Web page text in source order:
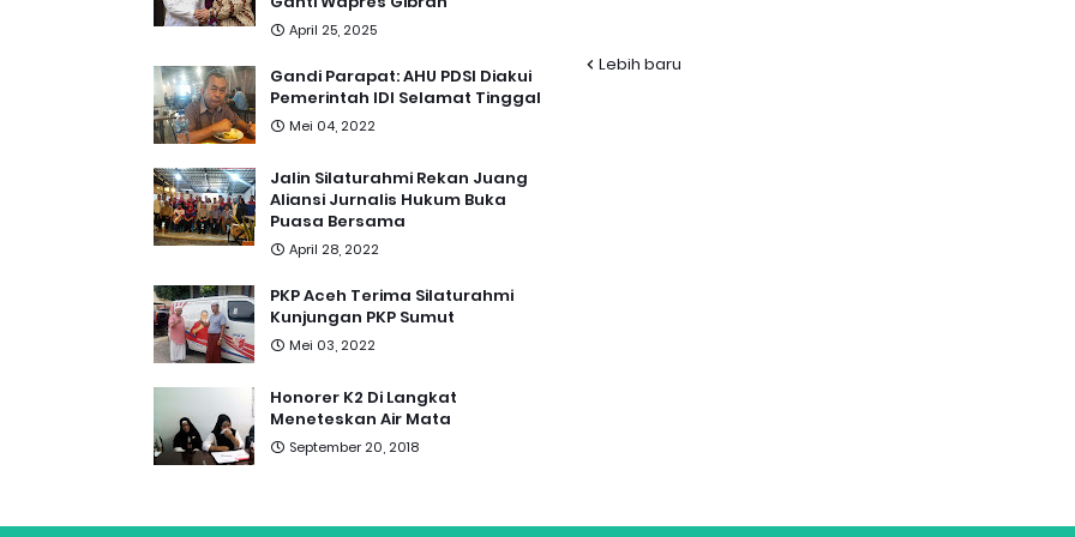
Lebih baru
April 25, 2025
Gandi Parapat: AHU PDSI Diakui
Pemerintah IDI Selamat Tinggal
Mei 04, 2022
Jalin Silaturahmi Rekan Juang
Aliansi Jurnalis Hukum Buka
Puasa Bersama
April 28, 2022
PKP Aceh Terima Silaturahmi
Kunjungan PKP Sumut
Mei 03, 2022
Honorer K2 Di Langkat
Meneteskan Air Mata
September 20, 2018